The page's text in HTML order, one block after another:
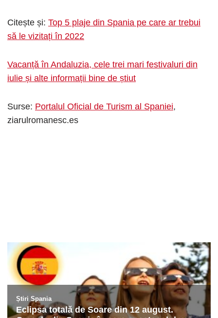
Citește și: Top 5 plaje din Spania pe care ar trebui
să le vizitați în 2022
Vacanță în Andaluzia, cele trei mari festivaluri din
iulie și alte informații bine de știut
Surse: Portalul Oficial de Turism al Spaniei,
ziarulromanesc.es